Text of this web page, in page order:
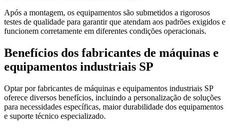
Após a montagem, os equipamentos são submetidos a rigorosos
testes de qualidade para garantir que atendam aos padrões exigidos e
funcionem corretamente em diferentes condições operacionais.
Benefícios dos fabricantes de máquinas e
equipamentos industriais SP
Optar por fabricantes de máquinas e equipamentos industriais SP
oferece diversos benefícios, incluindo a personalização de soluções
para necessidades específicas, maior durabilidade dos equipamentos
e suporte técnico especializado.